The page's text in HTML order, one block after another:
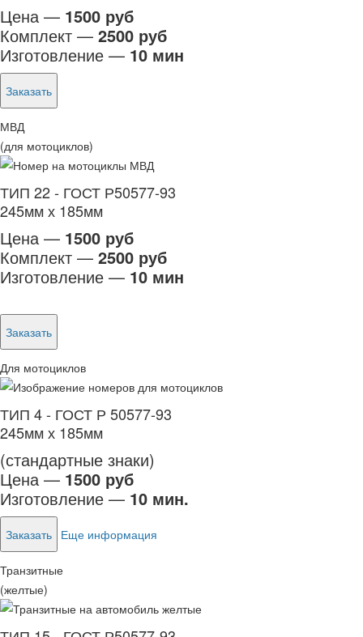
Цена — 1500 руб
Комплект — 2500 руб
Изготовление — 10 мин
Заказать
МВД
(для мотоциклов)
ТИП 22 - ГОСТ Р50577-93
245мм х 185мм
Цена — 1500 руб
Комплект — 2500 руб
Изготовление — 10 мин
Заказать
Для мотоциклов
ТИП 4 - ГОСТ Р 50577-93
245мм х 185мм
(стандартные знаки)
Цена — 1500 руб
Изготовление — 10 мин.
Заказать Еще информация
Транзитные
(желтые)